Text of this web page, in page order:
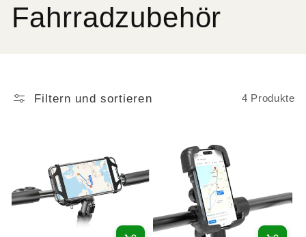
K
t
o
Fahrradzubehör
Filtern und sortieren 4 Produkte